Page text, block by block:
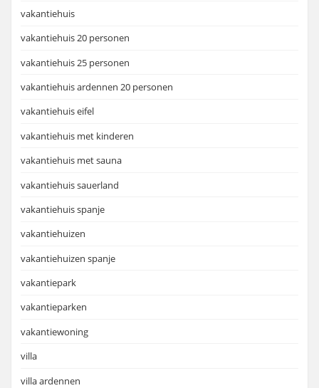
vakantiehuis
vakantiehuis 20 personen
vakantiehuis 25 personen
vakantiehuis ardennen 20 personen
vakantiehuis eifel
vakantiehuis met kinderen
vakantiehuis met sauna
vakantiehuis sauerland
vakantiehuis spanje
vakantiehuizen
vakantiehuizen spanje
vakantiepark
vakantieparken
vakantiewoning
villa
villa ardennen